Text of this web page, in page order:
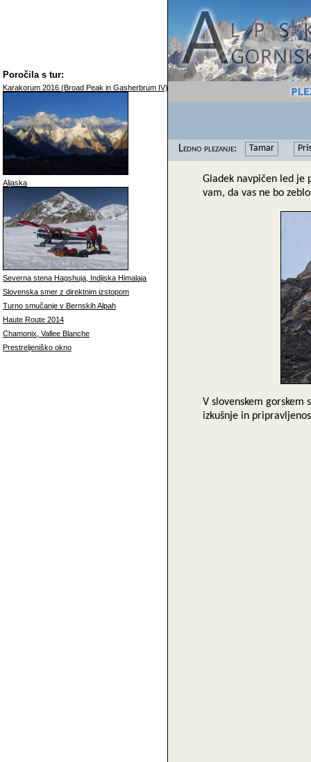
Poročila s tur:
Karakorum 2016 (Broad Peak in Gasherbrum IV)
Aljaska
Severna stena Hagshuja, Indijska Himalaja
Slovenska smer z direktnim izstopom
Turno smučanje v Bernskih Alpah
Haute Route 2014
Chamonix, Vallee Blanche
Prestreljeniško okno
Ledno plezanje: Tamar
Gladek navpičen led je
vam, da vas ne bo
V slovenskem gorskem
izkušnje in